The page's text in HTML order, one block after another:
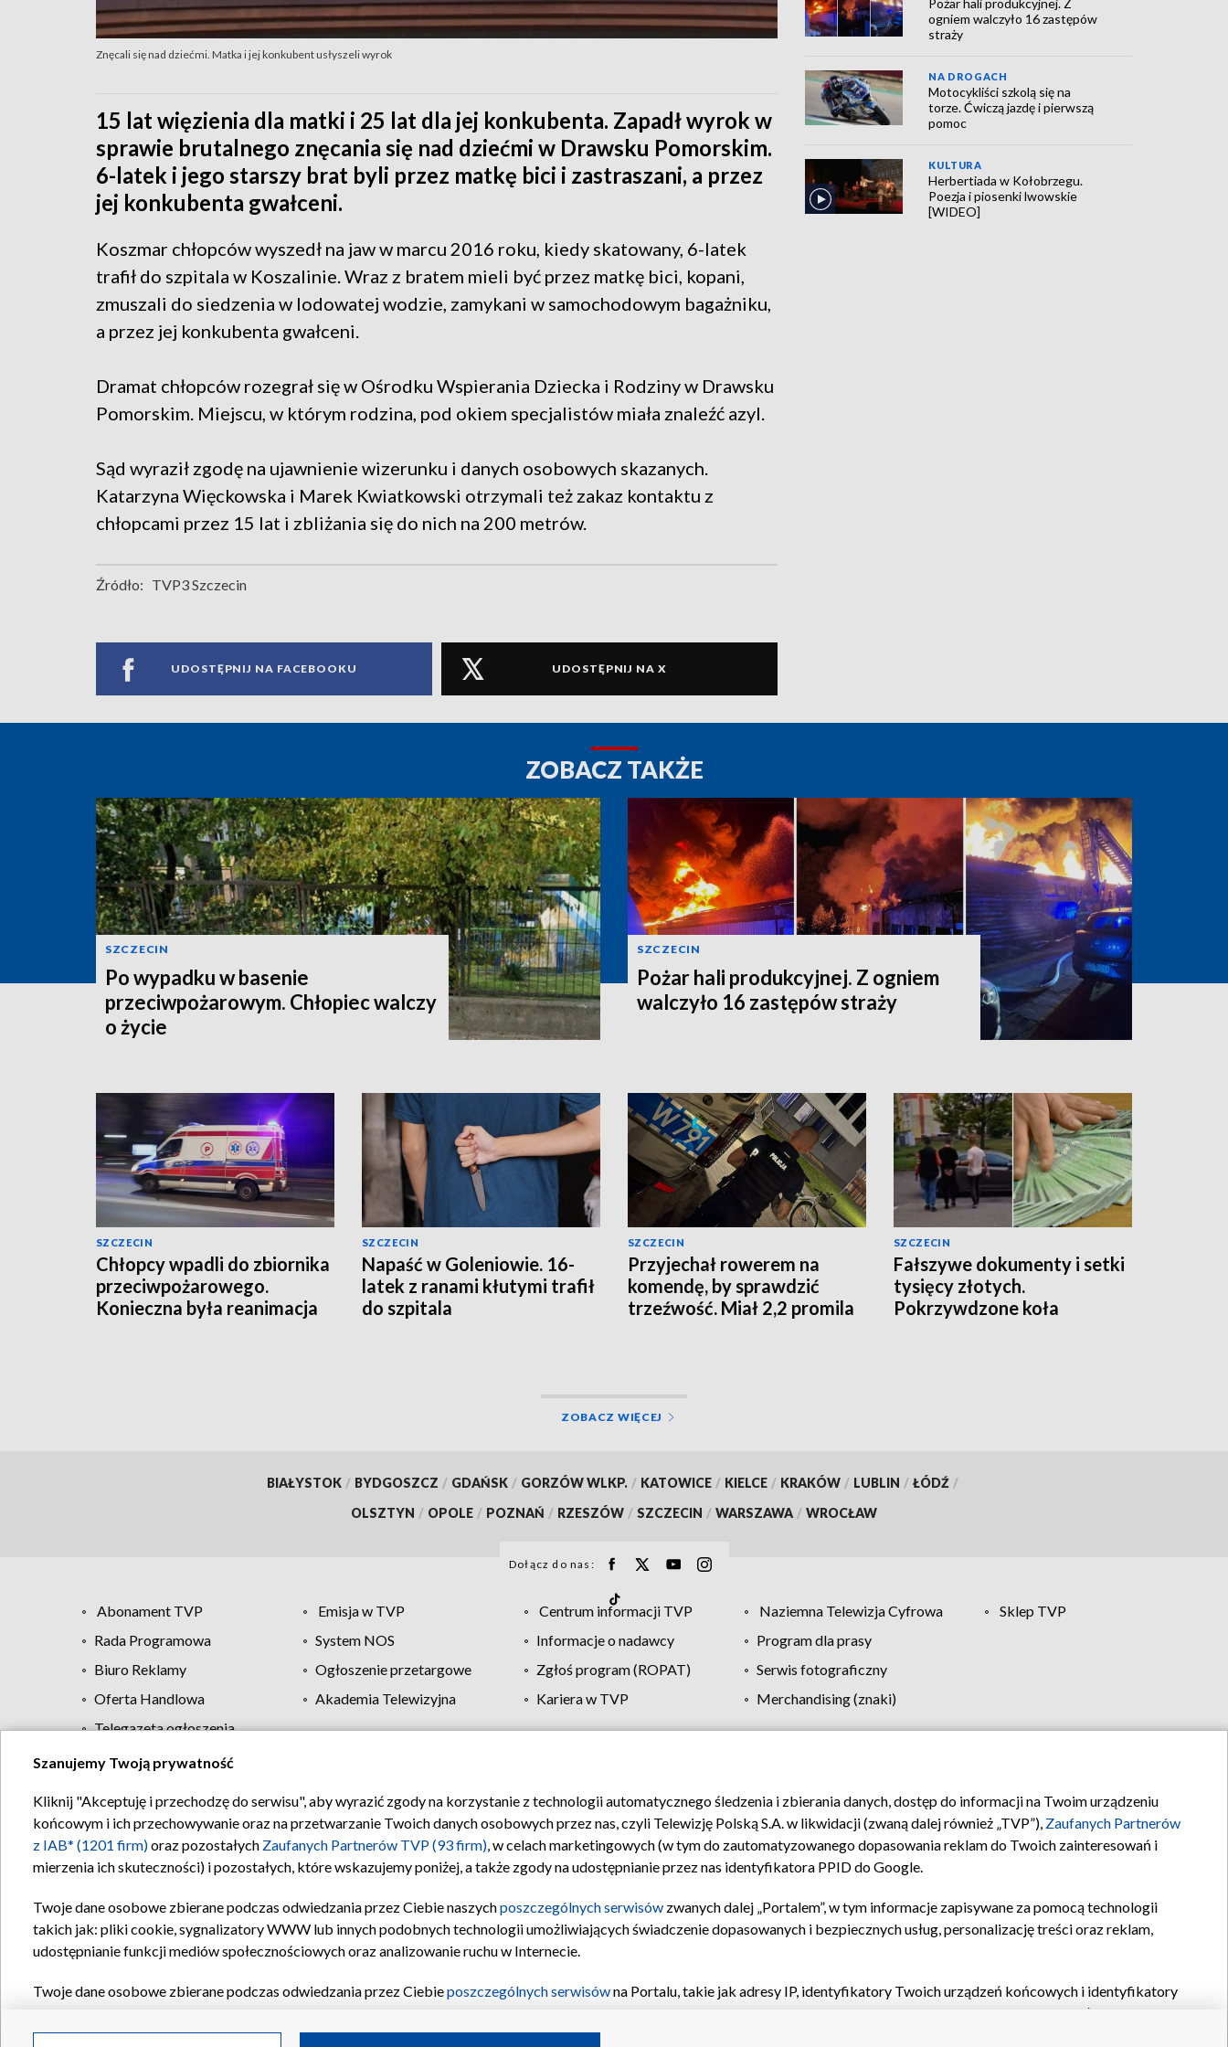
Znęcali się nad dziećmi. Matka i jej konkubent usłyszeli wyrok
15 lat więzienia dla matki i 25 lat dla jej konkubenta. Zapadł wyrok w
sprawie brutalnego znęcania się nad dziećmi w Drawsku Pomorskim.
6-latek i jego starszy brat byli przez matkę bici i zastraszani, a przez
jej konkubenta gwałceni.
Koszmar chłopców wyszedł na jaw w marcu 2016 roku, kiedy skatowany, 6-latek
trafił do szpitala w Koszalinie. Wraz z bratem mieli być przez matkę bici, kopani,
zmuszali do siedzenia w lodowatej wodzie, zamykani w samochodowym bagażniku,
a przez jej konkubenta gwałceni.
Dramat chłopców rozegrał się w Ośrodku Wspierania Dziecka i Rodziny w Drawsku
Pomorskim. Miejscu, w którym rodzina, pod okiem specjalistów miała znaleźć azyl.
Sąd wyraził zgodę na ujawnienie wizerunku i danych osobowych skazanych.
Katarzyna Więckowska i Marek Kwiatkowski otrzymali też zakaz kontaktu z
chłopcami przez 15 lat i zbliżania się do nich na 200 metrów.
Źródło: TVP3 Szczecin
UDOSTĘPNIJ NA FACEBOOKU UDOSTĘPNIJ NA X
ogniem walczyło 16 zastępów
straży
NA DROGACH
Motocykliści szkolą się na
torze. Ćwiczą jazdę i pierwszą
pomoc
KULTURA
Herbertiada w Kołobrzegu.
Poezja i piosenki lwowskie
[WIDEO]
ZOBACZ TAKŻE
SZCZECIN
Po wypadku w basenie
przeciwpożarowym. Chłopiec walczy
o życie
SZCZECIN
Pożar hali produkcyjnej. Z ogniem
walczyło 16 zastępów straży
SZCZECIN
Chłopcy wpadli do zbiornika
przeciwpożarowego.
Konieczna była reanimacja
SZCZECIN
Napaść w Goleniowie. 16-
latek z ranami kłutymi trafił
do szpitala
SZCZECIN
Przyjechał rowerem na
komendę, by sprawdzić
trzeźwość. Miał 2,2 promila
SZCZECIN
Fałszywe dokumenty i setki
tysięcy złotych.
Pokrzywdzone koła
ZOBACZ WIĘCEJ
BIAŁYSTOK / BYDGOSZCZ / GDAŃSK / GORZÓW WLKP. / KATOWICE / KIELCE / KRAKÓW / LUBLIN / ŁÓDŹ /
OLSZTYN / OPOLE / POZNAŃ / RZESZÓW / SZCZECIN / WARSZAWA / WROCŁAW
Dołącz do nas:
Abonament TVP Emisja w TVP Centrum informacji TVP Naziemna Telewizja Cyfrowa
Sklep TVP
Rada Programowa
System NOS Informacje o nadawcy
Program dla prasy
Biuro Reklamy
Ogłoszenie przetargowe Zgłoś program (ROPAT)
Serwis fotograficzny
Oferta Handlowa
Akademia Telewizyjna Kariera w TVP
Merchandising (znaki)
Telegazeta ogłoszenia
Regulamin TVP Polityka prywatności Moje zgody Pomoc Biuro reklamy Kontakt
Szanujemy Twoją prywatność
Kliknij "Akceptuję i przechodzę do serwisu", aby wyrazić zgody na korzystanie z technologii automatycznego śledzenia i zbierania danych, dostęp do informacji na Twoim urządzeniu
końcowym i ich przechowywanie oraz na przetwarzanie Twoich danych osobowych przez nas, czyli Telewizję Polską S.A. w likwidacji (zwaną dalej również „TVP”), Zaufanych Partnerów
z IAB* (1201 firm)oraz pozostałych Zaufanych Partnerów TVP (93 firm), w celach marketingowych (w tym do zautomatyzowanego dopasowania reklam do Twoich zainteresowań i
mierzenia ich skuteczności) i pozostałych, które wskazujemy poniżej, a także zgody na udostępnianie przez nas identyfikatora PPID do Google.
Twoje dane osobowe zbierane podczas odwiedzania przez Ciebie naszychposzczególnych serwisów zwanych dalej „Portalem”, w tym informacje zapisywane za pomocą technologii
takich jak: pliki cookie, sygnalizatory WWW lub innych podobnych technologii umożliwiających świadczenie dopasowanych i bezpiecznych usług, personalizację treści oraz reklam,
udostępnianie funkcji mediów społecznościowych oraz analizowanie ruchu w Internecie.
Twoje dane osobowe zbierane podczas odwiedzania przez Ciebieposzczególnych serwisówna Portalu, takie jak adresy IP, identyfikatory Twoich urządzeń końcowych i identyfikatory
oraz pozostałych
Partnerów TVPdla realizacji następujących celów i funkcji: przechowywania informacji na urządzeniu lub dostęp do nich, wyboru podstawowych reklam, wyboru spersonalizowanych